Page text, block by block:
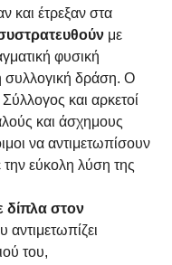
και έτρεξαν στα
με
φυσική
συλλογική δράση. Ο
και αρκετοί
και άσχημους
να αντιμετωπίσουν
την εύκολη λύση της
δίπλα στον
αντιμετωπίζει
του,